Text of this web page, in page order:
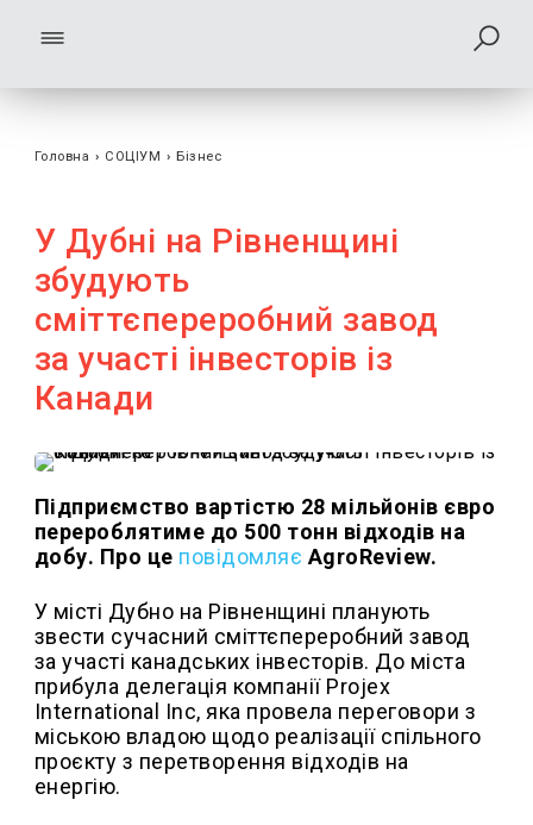
Головна › СОЦІУМ › Бізнес
У Дубні на Рівненщині
збудують
сміттєпереробний завод
за участі інвесторів із
Канади
Підприємство вартістю 28 мільйонів євро
перероблятиме до 500 тонн відходів на
добу. Про це повідомляє AgroReview.
У місті Дубно на Рівненщині планують
звести сучасний сміттєпереробний завод
за участі канадських інвесторів. До міста
прибула делегація компанії Projex
International Inc, яка провела переговори з
міською владою щодо реалізації спільного
проєкту з перетворення відходів на
енергію.